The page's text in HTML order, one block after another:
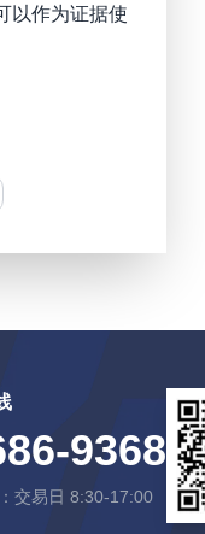
以作为证据使
9368
交易日 8:30-17:00